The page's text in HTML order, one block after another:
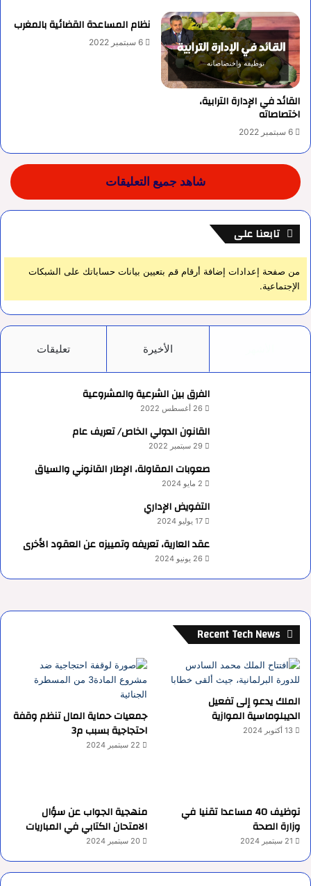
القائد في الإدارة الترابية،
اختصاصاته
6 سبتمبر 2022
نظام المساعدة القضائية بالمغرب
6 سبتمبر 2022
شاهد جميع التعليقات
تابعنا على
من صفحة إعدادات إضافة أرقام قم بتعيين بيانات حساباتك على الشبكات
الإجتماعية.
الأخيرة تعليقات
الفرق بين الشرعية والمشروعية
26 أغسطس 2022
القانون الدولي الخاص/ تعريف عام
29 سبتمبر 2022
صعوبات المقاولة، الإطار القانوني والسياق
2 مايو 2024
التفويض الإداري
17 يوليو 2024
عقد العارية، تعريفه وتمييزه عن العقود الأخرى
26 يونيو 2024
Recent Tech News
الملك يدعو إلى تفعيل
الديبلوماسية الموازية
13 أكتوبر 2024
جمعيات حماية المال تنظم وقفة
احتجاجية بسبب م3
22 سبتمبر 2024
توظيف 40 مساعدا تقنيا في
وزارة الصحة
21 سبتمبر 2024
منهجية الجواب عن سؤال
الامتحان الكتابي في المباريات
20 سبتمبر 2024